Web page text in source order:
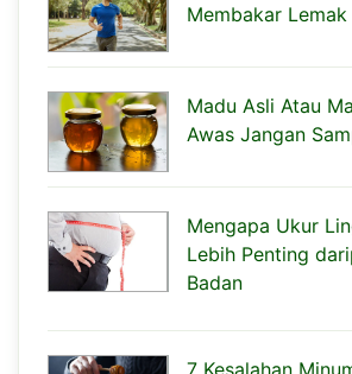
Membakar
Madu Asli Atau
Awas Jangan
Mengapa Ukur
Lebih Penting
Badan
7 Kesalahan